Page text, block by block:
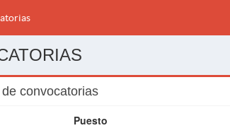
convocatorias
Puesto